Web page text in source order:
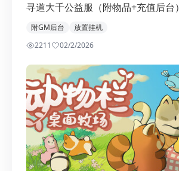
寻道大千公益服（附物品+充值后台）
附GM后台
放置挂机
2211
02/2/2026